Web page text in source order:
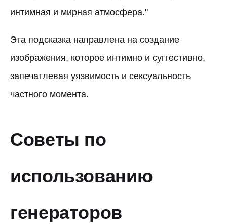
интимная и мирная атмосфера."
Эта подсказка направлена на создание
изображения, которое интимно и суггестивно,
запечатлевая уязвимость и сексуальность
частного момента.
Советы по
использованию
генераторов